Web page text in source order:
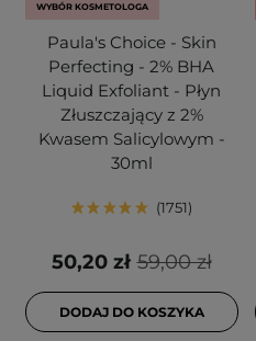
WYBÓR KOSMETOLOGA
Paula's Choice - Skin
Perfecting - 2% BHA
Liquid Exfoliant - Płyn
Złuszczający z 2%
Kwasem Salicylowym -
30ml
1751
59,00 zł
50,20 zł
DODAJ DO KOSZYKA